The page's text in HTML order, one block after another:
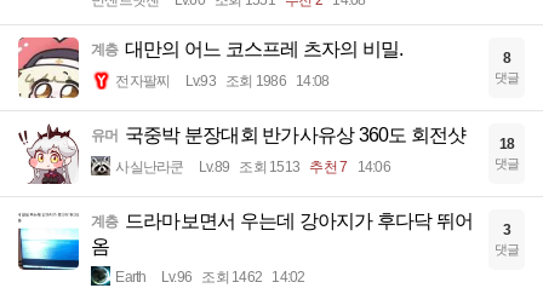
계층 대만의 어느 코스프레 츠자의 비밀.
전자팔찌 Lv.93 조회 1986 14:08
8
댓글
유머 국중박 분장대회 반가사유상 360도 회전샷
사실난라쿤 Lv.89 조회 1513 추천 7 14:06
18
댓글
계층 드라마보면서 우는데 강아지가 후다닥 뛰어
옴
Earth Lv.96 조회 1462 14:02
3
댓글